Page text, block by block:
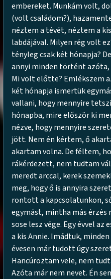
embereket. Munkám volt,
(volt családom?),
néztem a tévét, néztem a
labdájával. Milyen rég volt
tényleg csak két hónapja?
annyi minden történt azóta,
Mi volt előtte? Emlékszem
két hónapja ismertük
vallani, hogy mennyire
hónapba, mire először ki
nézve, hogy mennyire
jött. Nem én kértem, ő
akartam volna. De féltem,
rákérdezett, nem tudtam
meredt arccal, kerek
meg, hogy ő is annyira
rontott a kapcsolatunkon,
egymást, mintha más érzés
sose lesz vége. Egy évvel
a kis Annie. Imádtuk,
évesen már tudott úgy
Hancúroztam vele, nem
Azóta már nem nevet. Én